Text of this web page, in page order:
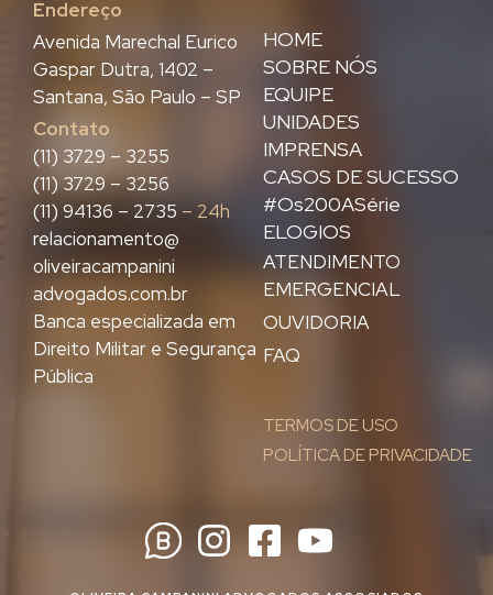
Endereço
HOME
SOBRE NÓS
EQUIPE
UNIDADES
IMPRENSA
CASOS DE SUCESSO
#Os200ASérie
ELOGIOS
ATENDIMENTO
EMERGENCIAL
OUVIDORIA
FAQ
TERMOS DE USO
POLÍTICA DE PRIVACIDADE
Avenida Marechal Eurico
Gaspar Dutra, 1402 –
Santana, São Paulo – SP
Contato
(11) 3729 – 3255
(11) 3729 – 3256
(11) 94136 – 2735 – 24h
relacionamento@
oliveiracampanini
advogados.com.br
Banca especializada em
Direito Militar e Segurança
Pública